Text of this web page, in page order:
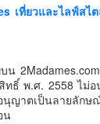
Usเที่ยวและไลฟ์สไ
น่ารักๆจาก
นีย์แลนด์
ธิ์ พ.ศ. 2558 ไม่อ
ญาตเป็นลายลักษ
น